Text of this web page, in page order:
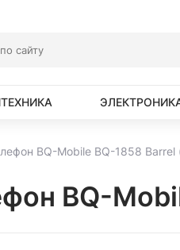
BQ-Mobile BQ-1858
BQ-